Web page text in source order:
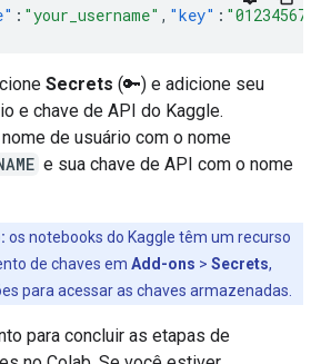
: "your_username" , "key" :
Secrets (🔑) e adicione seu
e chave de API do Kaggle.
de usuário com o nome
e sua chave de API com o nome
os notebooks do Kaggle têm um recurso
de chaves em Add-ons > Secrets,
para acessar as chaves armazenadas.
para concluir as etapas de